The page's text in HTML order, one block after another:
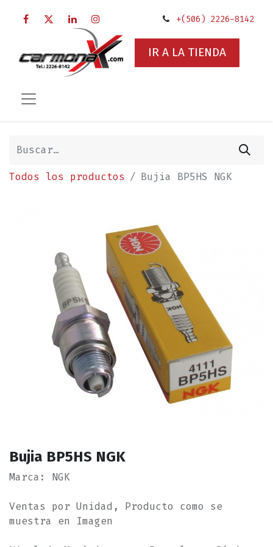
+(506) 2226-8142
IR A LA TIENDA
Todos los productos Bujia BP5HS NGK
Bujia BP5HS NGK
Marca: NGK
Ventas por Unidad, Producto como se
muestra en Imagen